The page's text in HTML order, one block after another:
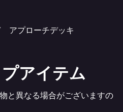
アプローチデッキ
アイテム
と異なる場合がございますの